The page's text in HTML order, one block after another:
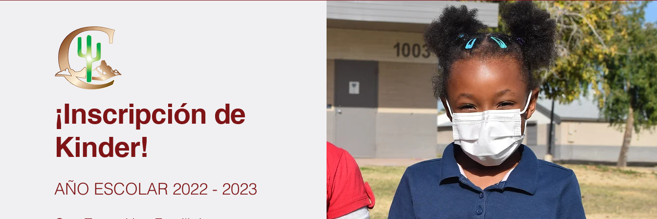
¡Inscripción de
Kinder!
AÑO ESCOLAR 2022 - 2023